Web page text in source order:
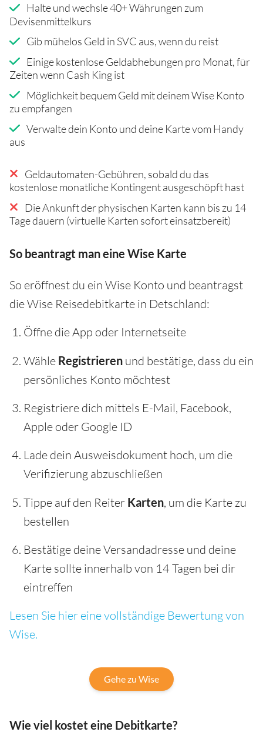
Halte und wechsle 40+ Währungen zum
Devisenmittelkurs
Gib mühelos Geld in SVC aus, wenn du reist
Einige kostenlose Geldabhebungen pro Monat, für
Zeiten wenn Cash King ist
Möglichkeit bequem Geld mit deinem Wise Konto
zu empfangen
Verwalte dein Konto und deine Karte vom Handy
aus
Geldautomaten-Gebühren, sobald du das
kostenlose monatliche Kontingent ausgeschöpft hast
Die Ankunft der physischen Karten kann bis zu 14
Tage dauern (virtuelle Karten sofort einsatzbereit)
So beantragt man eine Wise Karte
So eröffnest du ein Wise Konto und beantragst
die Wise Reisedebitkarte in Detschland:
Öffne die App oder Internetseite
Wähle Registrieren und bestätige, dass du ein
persönliches Konto möchtest
Registriere dich mittels E-Mail, Facebook,
Apple oder Google ID
Lade dein Ausweisdokument hoch, um die
Verifizierung abzuschließen
Tippe auf den Reiter Karten, um die Karte zu
bestellen
Bestätige deine Versandadresse und deine
Karte sollte innerhalb von 14 Tagen bei dir
eintreffen
Lesen Sie hier eine vollständige Bewertung von
Wise.
Gehe zu Wise
Wie viel kostet eine Debitkarte?